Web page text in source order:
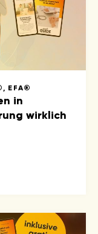
EFA®
in
wirklich